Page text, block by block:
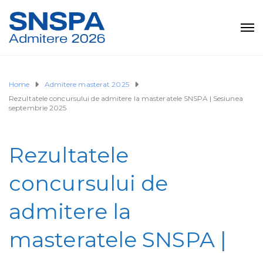
Home
Admitere masterat 2025
Rezultatele concursului de admitere la masteratele SNSPA | Sesiunea
septembrie 2025
Rezultatele
concursului de
admitere la
masteratele SNSPA |